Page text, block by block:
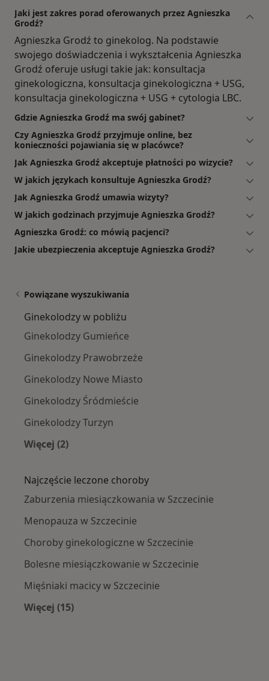
Jaki jest zakres porad oferowanych przez Agnieszka
Grodź?
Agnieszka Grodź to ginekolog. Na podstawie
swojego doświadczenia i wykształcenia Agnieszka
Grodź oferuje usługi takie jak: konsultacja
ginekologiczna, konsultacja ginekologiczna + USG,
konsultacja ginekologiczna + USG + cytologia LBC.
Gdzie Agnieszka Grodź ma swój gabinet?
Czy Agnieszka Grodź przyjmuje online, bez
konieczności pojawiania się w placówce?
Jak Agnieszka Grodź akceptuje płatności po wizycie?
W jakich językach konsultuje Agnieszka Grodź?
Jak Agnieszka Grodź umawia wizyty?
W jakich godzinach przyjmuje Agnieszka Grodź?
Agnieszka Grodź: co mówią pacjenci?
Jakie ubezpieczenia akceptuje Agnieszka Grodź?
Powiązane wyszukiwania
Ginekolodzy w pobliżu
Ginekolodzy Gumieńce
Ginekolodzy Prawobrzeże
Ginekolodzy Nowe Miasto
Ginekolodzy Śródmieście
Ginekolodzy Turzyn
Więcej (2)
Najczęście leczone choroby
Zaburzenia miesiączkowania w Szczecinie
Menopauza w Szczecinie
Choroby ginekologiczne w Szczecinie
Bolesne miesiączkowanie w Szczecinie
Mięśniaki macicy w Szczecinie
Więcej (15)